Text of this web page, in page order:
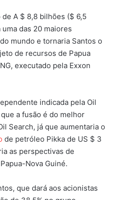
A $ 8,8 bilhões ($ 6,5
das 20 maiores
mundo e tornaria Santos o
de recursos de Papua
executado pela Exxon
indicada pela Oil
a fusão é do melhor
Search, já que aumentaria o
de petróleo Pikka de US $ 3
as perspectivas de
Nova Guiné.
que dará aos acionistas